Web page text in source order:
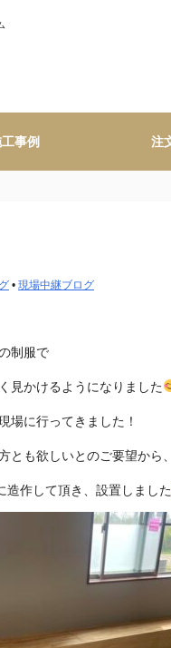
事例 注
• 現場中継ブログ
制服で
見かけるようになりました
場に行ってきました！
とも欲しいとのご要望から、
造作して頂き、設置しました